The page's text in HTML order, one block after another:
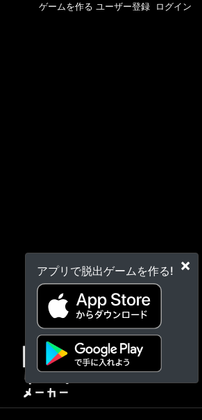
×
アプリで脱出ゲームを作る!
ゲームを作る ユーザー登録 ログイン